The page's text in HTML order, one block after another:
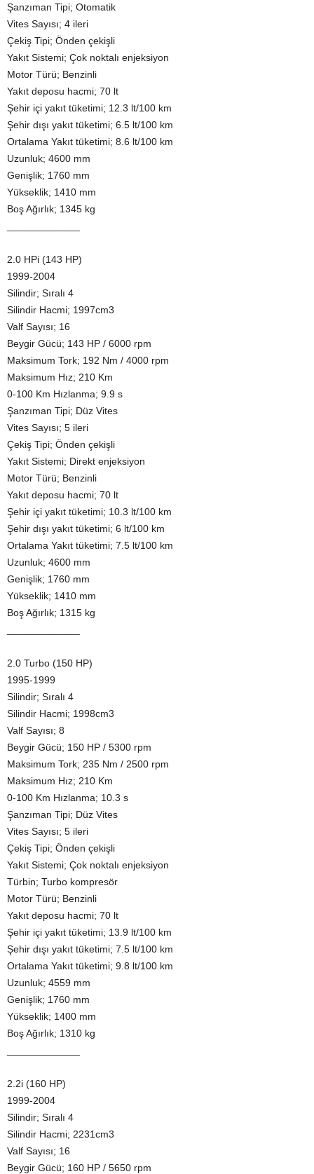
Şanzıman Tipi; Otomatik
Vites Sayısı; 4 ileri
Çekiş Tipi; Önden çekişli
Yakıt Sistemi; Çok noktalı enjeksiyon
Motor Türü; Benzinli
Yakıt deposu hacmi; 70 lt
Şehir içi yakıt tüketimi; 12.3 lt/100 km
Şehir dışı yakıt tüketimi; 6.5 lt/100 km
Ortalama Yakıt tüketimi; 8.6 lt/100 km
Uzunluk; 4600 mm
Genişlik; 1760 mm
Yükseklik; 1410 mm
Boş Ağırlık; 1345 kg
2.0 HPi (143 HP)
1999-2004
Silindir; Sıralı 4
Silindir Hacmi; 1997cm3
Valf Sayısı; 16
Beygir Gücü; 143 HP / 6000 rpm
Maksimum Tork; 192 Nm / 4000 rpm
Maksimum Hız; 210 Km
0-100 Km Hızlanma; 9.9 s
Şanzıman Tipi; Düz Vites
Vites Sayısı; 5 ileri
Çekiş Tipi; Önden çekişli
Yakıt Sistemi; Direkt enjeksiyon
Motor Türü; Benzinli
Yakıt deposu hacmi; 70 lt
Şehir içi yakıt tüketimi; 10.3 lt/100 km
Şehir dışı yakıt tüketimi; 6 lt/100 km
Ortalama Yakıt tüketimi; 7.5 lt/100 km
Uzunluk; 4600 mm
Genişlik; 1760 mm
Yükseklik; 1410 mm
Boş Ağırlık; 1315 kg
2.0 Turbo (150 HP)
1995-1999
Silindir; Sıralı 4
Silindir Hacmi; 1998cm3
Valf Sayısı; 8
Beygir Gücü; 150 HP / 5300 rpm
Maksimum Tork; 235 Nm / 2500 rpm
Maksimum Hız; 210 Km
0-100 Km Hızlanma; 10.3 s
Şanzıman Tipi; Düz Vites
Vites Sayısı; 5 ileri
Çekiş Tipi; Önden çekişli
Yakıt Sistemi; Çok noktalı enjeksiyon
Türbin; Turbo kompresör
Motor Türü; Benzinli
Yakıt deposu hacmi; 70 lt
Şehir içi yakıt tüketimi; 13.9 lt/100 km
Şehir dışı yakıt tüketimi; 7.5 lt/100 km
Ortalama Yakıt tüketimi; 9.8 lt/100 km
Uzunluk; 4559 mm
Genişlik; 1760 mm
Yükseklik; 1400 mm
Boş Ağırlık; 1310 kg
2.2i (160 HP)
1999-2004
Silindir; Sıralı 4
Silindir Hacmi; 2231cm3
Valf Sayısı; 16
Beygir Gücü; 160 HP / 5650 rpm